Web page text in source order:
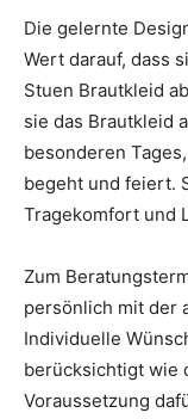
Die gelernte
Wert darauf, dass
Stuen Brautkleid
sie das Brautkleid
besonderen
begeht und feiert.
Tragekomfort und
Zum
persönlich mit der
Individuelle
berücksichtigt wie
Voraussetzung